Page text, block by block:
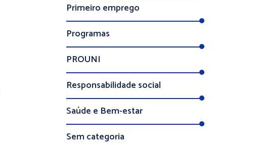
Primeiro emprego
Programas
PROUNI
Responsabilidade social
Saúde e Bem-estar
Sem categoria